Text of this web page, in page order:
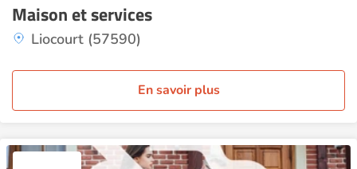
Maison et services
Liocourt (57590)
En savoir plus